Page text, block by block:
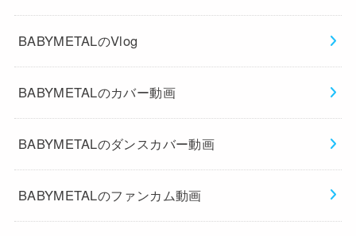
BABYMETALのVlog
BABYMETALのカバー動画
BABYMETALのダンスカバー動画
BABYMETALのファンカム動画